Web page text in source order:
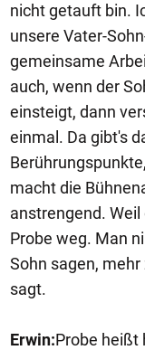
nicht getauft bin.
unsere Vater-
gemeinsame
auch, wenn der
einsteigt, dann
einmal. Da gibt's
macht die
anstrengend.
Probe weg. Man
Sohn sagen,
sagt.
Erwin:Probe heißt